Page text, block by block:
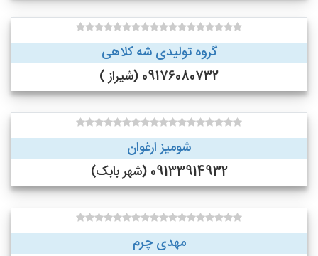
گروه تولیدی شه کلاهی
09176080732 (شیراز )
شومیز ارغوان
09133914932 (شهر بابک)
مهدی چرم